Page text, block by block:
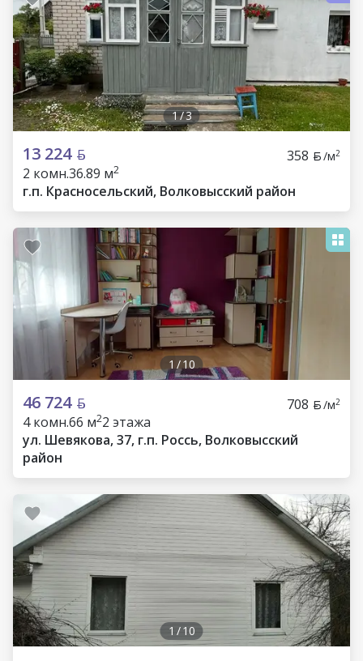
1/3
13 224 358 /м2
2 комн.36.89 м2
г.п. Красносельский, Волковысский район
1 /10
46 724 708 /м2
4 комн.66 м22 этажа
ул. Шевякова, 37, г.п. Россь, Волковысский
район
1 /10